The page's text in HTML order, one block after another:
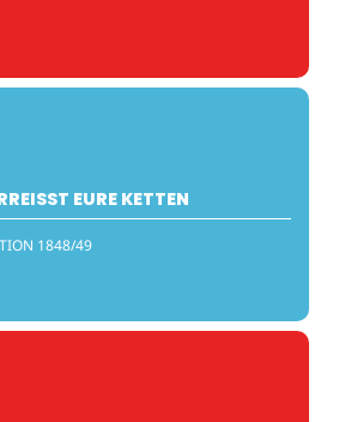
EURE KETTEN
1848/49